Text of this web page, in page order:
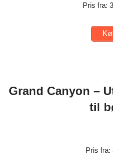
Pris fra:
Grand Canyon –
til
Pris fra: